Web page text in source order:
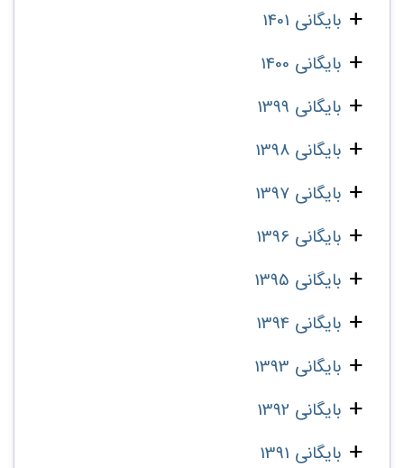
بایگانی 1401
بایگانی 1400
بایگانی 1399
بایگانی 1398
بایگانی 1397
بایگانی 1396
بایگانی 1395
بایگانی 1394
بایگانی 1393
بایگانی 1392
بایگانی 1391